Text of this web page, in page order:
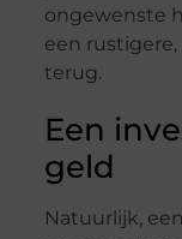
ongewenste
een
terug.
Een
geld
Natuurlijk,